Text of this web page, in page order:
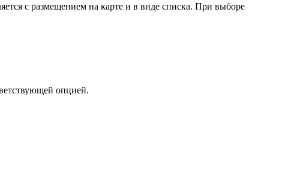
с размещением на карте и в виде списка. При выборе
опцией.